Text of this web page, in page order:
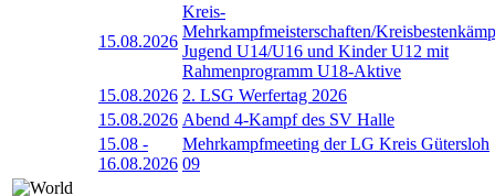
15.08.2026
Kreis-
Mehrkampfmeisterschaften/
Jugend U14/U16 und Kinder U12 mit
Rahmenprogramm U18-Aktive
15.08.2026 2. LSG Werfertag 2026
15.08.2026 Abend 4-Kampf des SV Halle
15.08 -
16.08.2026
Mehrkampfmeeting der LG Kreis Gütersloh
09